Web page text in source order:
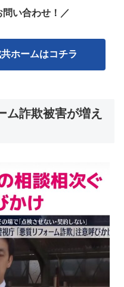
い合わせ！ ／
ホームはコチラ
ム詐欺被害が増え